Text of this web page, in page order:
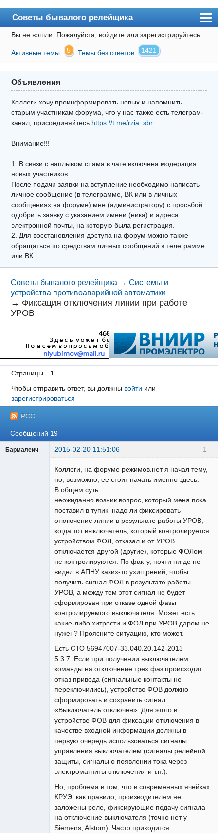
Советы бывалого релейщика
Форум
Правила
Поиск
Регистрация
Архив
Почта
Поиск релейщика
Видео РЗиА
Фотохостинг
Телеграм
Вы не вошли. Пожалуйста, войдите или зарегистрируйтесь.
Активные темы 5 Темы без ответов 1421
Объявления
Коллеги хочу проинформировать новых и напомнить
старым участникам форума, что у нас также есть телеграм-
канал, присоединяйтесь https://t.me/rzia_sbr
Внимание!!!
1. В связи с наплывом спама в чате включена модерация
новых участников.
После подачи заявки на вступление необходимо написать
личное сообщение (в телеграмме, ВК или в личных
сообщениях на форуме) мне (администратору) с просьбой
одобрить заявку с указанием имени (ника) и адреса
электронной почты, на которую была регистрация.
2. Для восстановления доступа на форум можно также
обращаться по средствам личных сообщений в телеграмме
или ВК.
Советы бывалого релейщика →Системы и
устройства противоаварийной автоматики
→ Фиксация отключения линии при работе
УРОВ
Страницы
1
Чтобы отправить ответ, вы должны войти или
зарегистрироваться
РСС
Сообщений 19
1
Бармалеич 2015-02-20 11:51:06
Коллеги, на форуме режимов.нет я начал тему,
но, возможно, ее стоит начать именно здесь.
В общем суть:
неожиданно возник вопрос, который меня пока
поставил в тупик: надо ли фиксировать
отключение линии в результате работы УРОВ,
когда тот выключатель, который контролируется
устройством ФОЛ, отказал и от УРОВ
отключается другой (другие), которые ФОЛом
не контролируются. По факту, почти нигде не
видел в АПНУ каких-то ухищрений, чтобы
получить сигнал ФОЛ в результате работы
УРОВ, а между тем этот сигнал не будет
сформирован при отказе одной фазы
контролируемого выключателя. Может есть
какие-либо хитрости и ФОЛ при УРОВ даром не
нужен? Проясните ситуацию, кто может.
Есть СТО 56947007-33.040.20.142-2013
5.3.7. Если при получении выключателем
команды на отключение трех фаз происходит
отказ привода (сигнальные контакты не
переключились), устройство ФОВ должно
сформировать и сохранить сигнал
«Выключатель отключен». Для этого в
устройстве ФОВ для фиксации отключения в
качестве входной информации должны в
первую очередь использоваться сигналы
управления выключателем (сигналы релейной
защиты, сигналы о появлении тока через
электромагниты отключения и т.п.).
Но, проблема в том, что в современных ячейках
КРУЭ, как правило, производителем не
заложены реле, фиксирующие подачу сигнала
на отключение выключателя (точно нет у
Siemens, Alstom). Часто приходится